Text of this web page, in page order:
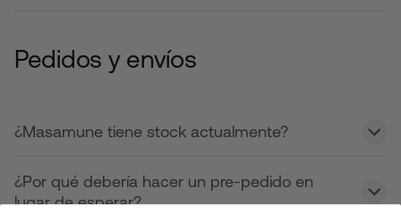
Pedidos y envíos
¿Masamune tiene stock actualmente?
¿Por qué debería hacer un pre-pedido en
lugar de esperar?